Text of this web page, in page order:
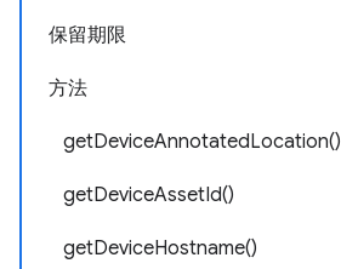
保留期限
方法
getDeviceAnnotatedLocation()
getDeviceAssetId()
getDeviceHostname()